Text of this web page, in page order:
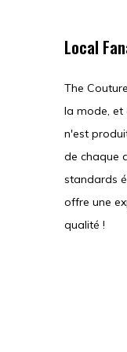
Local
The
la mode, et
n'est
de chaque
standards
offre une
qualité !